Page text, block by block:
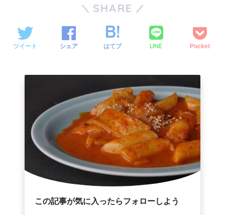
SHARE
ツイート シェア はてブ LINE Pocket
この記事が気に入ったらフォローしよう